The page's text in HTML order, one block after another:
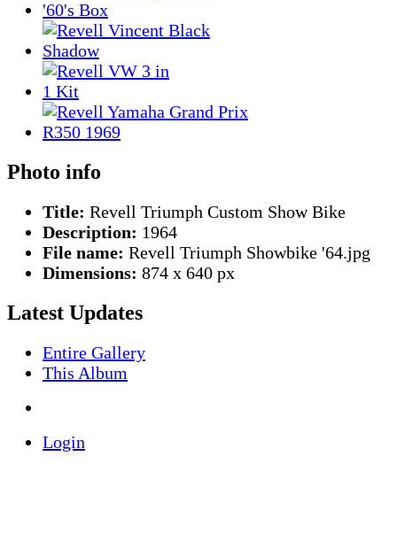
Photo info
Title: Revell Triumph Custom Show Bike
Description: 1964
File name: Revell Triumph Showbike '64.jpg
Dimensions: 874 x 640 px
Latest Updates
Entire Gallery
This Album
Login